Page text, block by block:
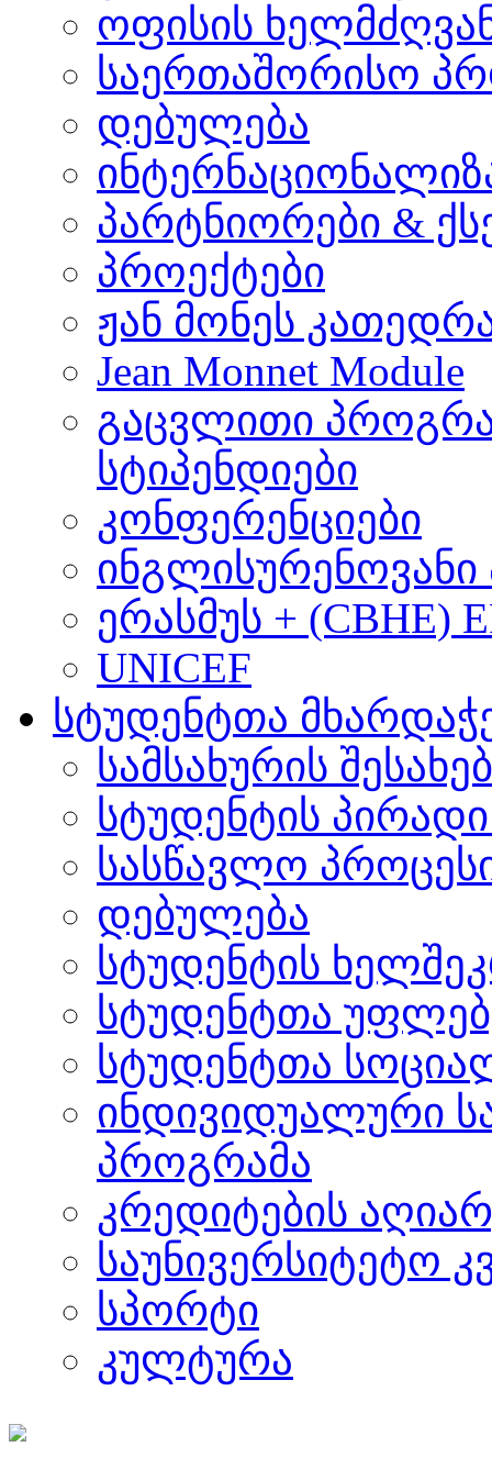
ოფისის
საერთაშორისო
დებულება
პარტნიორები &
პროექტები
ჟან მონეს
Jean Monnet Module
გაცვლითი
სტიპენდიები
კონფერენციები
ერასმუს + (CBHE)
UNICEF
სტუდენტთა
სამსახურის შესახებ
სტუდენტის
სასწავლო
დებულება
სტუდენტის
სტუდენტთა
სტუდენტთა
ინდივიდუალური
პროგრამა
კრედიტების
საუნივერსიტეტო
სპორტი
კულტურა